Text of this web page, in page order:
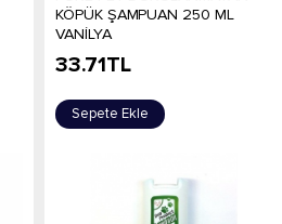
KÖPÜK ŞAMPUAN 250 ML
VANİLYA
33.71TL
Sepete Ekle